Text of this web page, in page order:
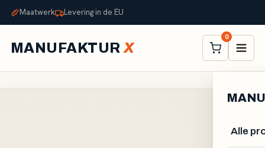
Maatwerk Levering in de EU
MANUFAKTURX
0
Alle